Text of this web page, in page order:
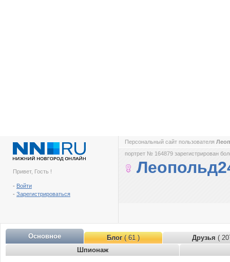
Привет, Гость !
- Войти
- Зарегистрироваться
Персональный сайт пользователя
портрет № 164879 зарегистрирован
Основное Блог( 61 ) Друзья (
Шпионаж